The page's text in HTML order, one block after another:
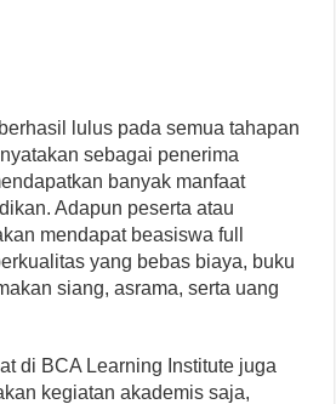
lulus pada semua tahapan
sebagai penerima
banyak manfaat
Adapun peserta atau
mendapat beasiswa full
yang bebas biaya, buku
siang, asrama, serta uang
di BCA Learning Institute juga
kegiatan akademis saja,